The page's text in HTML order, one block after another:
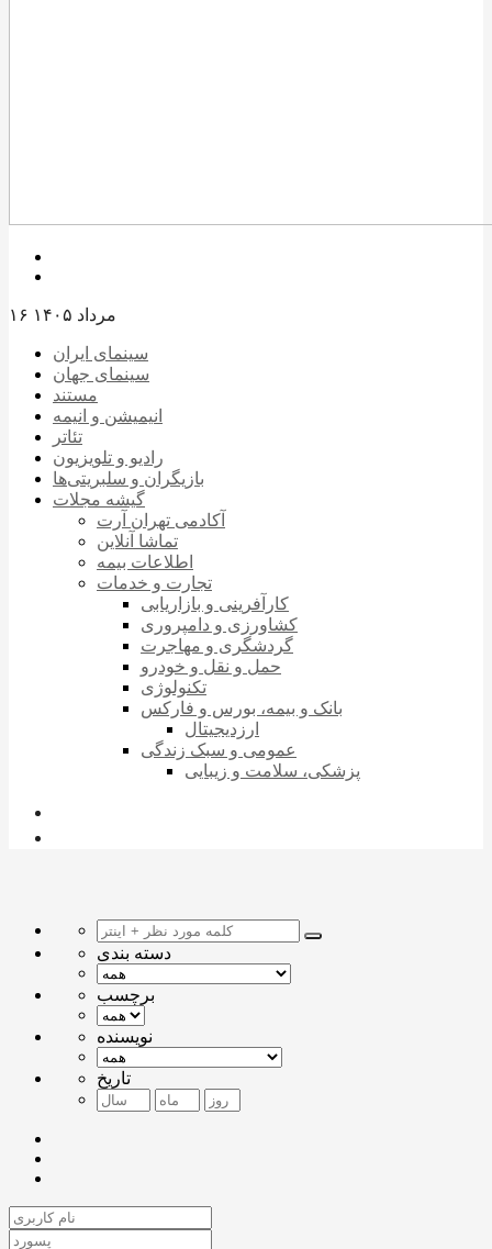
۱۶ مرداد ۱۴۰۵
سینمای ایران
سینمای جهان
مستند
انیمیشن و انیمه
تئاتر
رادیو و تلویزیون
بازیگران و سلبریتی‌ها
گیشه مجلات
آکادمی تهران آرت
تماشا آنلاین
اطلاعات بیمه
تجارت و خدمات
کارآفرینی و بازاریابی
کشاورزی و دامپروری
گردشگری و مهاجرت
حمل و نقل و خودرو
تکنولوژی
بانک و بیمه، بورس و فارکس
ارزدیجیتال
عمومی و سبک زندگی
پزشکی، سلامت و زیبایی
دسته بندی
برچسب
نویسنده
تاریخ